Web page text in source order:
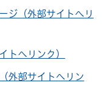
ジ（外部サイトへリ
トへリンク）
外部サイトへリン